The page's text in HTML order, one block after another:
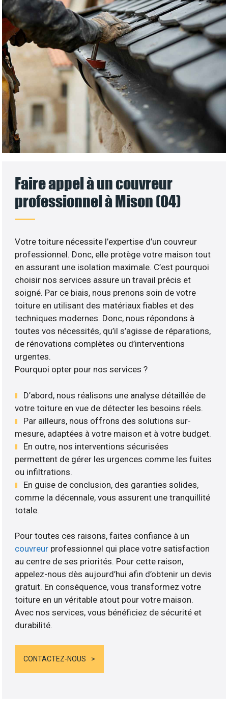
Faire appel à un couvreur
professionnel à Mison (04)
Votre toiture nécessite l’expertise d’un couvreur
professionnel. Donc, elle protège votre maison tout
en assurant une isolation maximale. C’est pourquoi
choisir nos services assure un travail précis et
soigné. Par ce biais, nous prenons soin de votre
toiture en utilisant des matériaux fiables et des
techniques modernes. Donc, nous répondons à
toutes vos nécessités, qu’il s’agisse de réparations,
de rénovations complètes ou d’interventions
urgentes.
Pourquoi opter pour nos services ?
D’abord, nous réalisons une analyse détaillée de
votre toiture en vue de détecter les besoins réels.
Par ailleurs, nous offrons des solutions sur-
mesure, adaptées à votre maison et à votre budget.
En outre, nos interventions sécurisées
permettent de gérer les urgences comme les fuites
ou infiltrations.
En guise de conclusion, des garanties solides,
comme la décennale, vous assurent une tranquillité
totale.
Pour toutes ces raisons, faites confiance à un
couvreur professionnel qui place votre satisfaction
au centre de ses priorités. Pour cette raison,
appelez-nous dès aujourd’hui afin d’obtenir un devis
gratuit. En conséquence, vous transformez votre
toiture en un véritable atout pour votre maison.
Avec nos services, vous bénéficiez de sécurité et
durabilité.
CONTACTEZ-NOUS